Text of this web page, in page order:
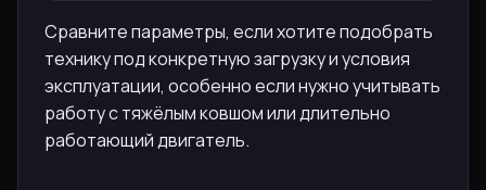
Сравните параметры, если хотите подобрать
технику под конкретную загрузку и условия
эксплуатации, особенно если нужно учитывать
работу с тяжёлым ковшом или длительно
работающий двигатель.